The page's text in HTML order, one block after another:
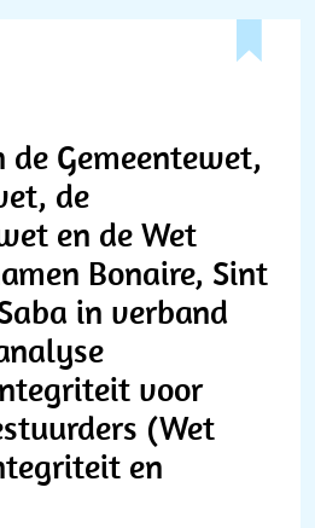
Gemeentewet,
de
en de Wet
Bonaire, Sint
in verband
voor
(Wet
en